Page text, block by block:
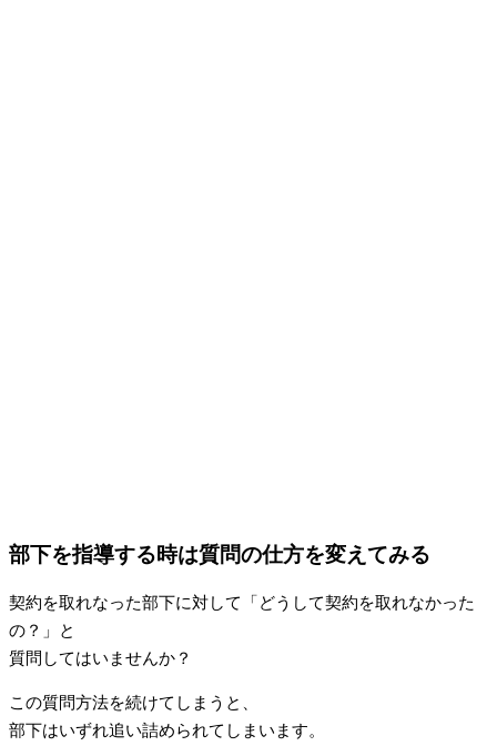
部下を指導する時は質問の仕方を変えてみる
契約を取れなった部下に対して「どうして契約を取れなかった
の？」と
質問してはいませんか？
この質問方法を続けてしまうと、
部下はいずれ追い詰められてしまいます。